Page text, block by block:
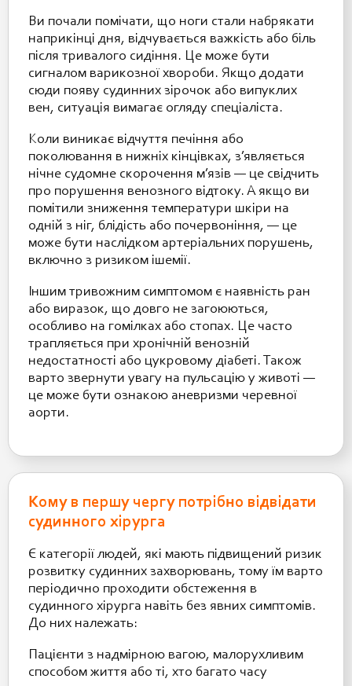
Ви почали помічати, що ноги стали набрякати
наприкінці дня, відчувається важкість або біль
після тривалого сидіння. Це може бути
сигналом варикозної хвороби. Якщо додати
сюди появу судинних зірочок або випуклих
вен, ситуація вимагає огляду спеціаліста.
Коли виникає відчуття печіння або
поколювання в нижніх кінцівках, з’являється
нічне судомне скорочення м’язів — це свідчить
про порушення венозного відтоку. А якщо ви
помітили зниження температури шкіри на
одній з ніг, блідість або почервоніння, — це
може бути наслідком артеріальних порушень,
включно з ризиком ішемії.
Іншим тривожним симптомом є наявність ран
або виразок, що довго не загоюються,
особливо на гомілках або стопах. Це часто
трапляється при хронічній венозній
недостатності або цукровому діабеті. Також
варто звернути увагу на пульсацію у животі —
це може бути ознакою аневризми черевної
аорти.
Кому в першу чергу потрібно відвідати
судинного хірурга
Є категорії людей, які мають підвищений ризик
розвитку судинних захворювань, тому їм варто
періодично проходити обстеження в
судинного хірурга навіть без явних симптомів.
До них належать:
Пацієнти з надмірною вагою, малорухливим
способом життя або ті, хто багато часу